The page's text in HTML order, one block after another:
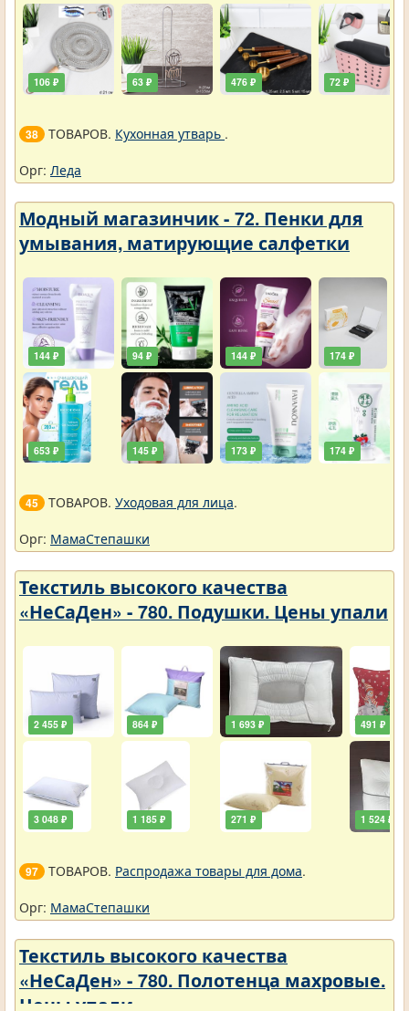
106 ₽ 63 ₽ 476 ₽ 72 ₽
38 ТОВАРОВ. Кухонная утварь .
Орг: Леда
Модный магазинчик - 72. Пенки для
умывания, матирующие салфетки
144 ₽
653 ₽
94 ₽
145 ₽
144 ₽
173 ₽
174 ₽
174 ₽
45 ТОВАРОВ. Уходовая для лица.
Орг: МамаСтепашки
Текстиль высокого качества
«НеСаДен» - 780. Подушки. Цены упали
2 455 ₽
3 048 ₽
864 ₽
1 185 ₽
1 693 ₽
271 ₽
491 ₽
1 524 ₽
97 ТОВАРОВ. Распродажа товары для дома.
Орг: МамаСтепашки
Текстиль высокого качества
«НеСаДен» - 780. Полотенца махровые.
Цены упали